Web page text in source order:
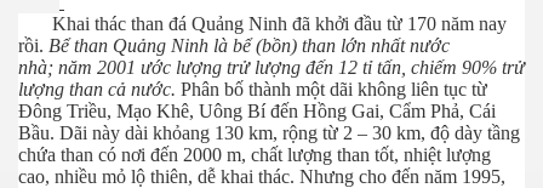
Khai thác than đá Quảng Ninh đã khởi đầu từ 170 năm nay
rồi. Bể than Quảng Ninh là bể (bồn) than lớn nhất nước
nhà; năm 2001 ước lượng trử lượng đến 12 tỉ tấn, chiếm 90% trử
lượng than cả nước. Phân bố thành một dãi không liên tục từ
Đông Triều, Mạo Khê, Uông Bí đến Hồng Gai, Cẩm Phả, Cái
Bầu. Dãi này dài khỏang 130 km, rộng từ 2 – 30 km, độ dày tầng
chứa than có nơi đến 2000 m, chất lượng than tốt, nhiệt lượng
cao, nhiều mỏ lộ thiên, dễ khai thác. Nhưng cho đến năm 1995,